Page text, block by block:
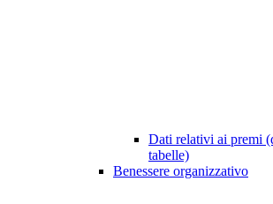
Dati relativi ai premi
tabelle)
Benessere organizzativo